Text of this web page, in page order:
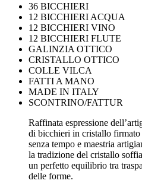
36 BICCHIERI
12 BICCHIERI ACQUA
12 BICCHIERI VINO
12 BICCHIERI FLUTE
GALINZIA OTTICO
CRISTALLO OTTICO
COLLE VILCA
FATTI A MANO
MADE IN ITALY
SCONTRINO/FATTUR
Raffinata espressione
di bicchieri in cristallo firmato
senza tempo e maestria
la tradizione del cristallo
un perfetto equilibrio tra
delle forme.